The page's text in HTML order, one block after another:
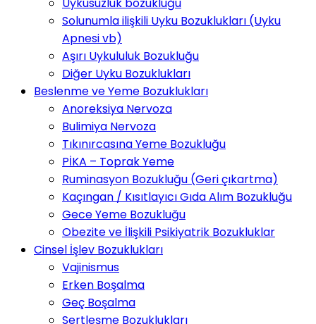
Solunumla ilişkili Uyku Bozuklukları (Uyku
Apnesi vb)
Aşırı Uykululuk Bozukluğu
Diğer Uyku Bozuklukları
Beslenme ve Yeme Bozuklukları
Anoreksiya Nervoza
Bulimiya Nervoza
Tıkınırcasına Yeme Bozukluğu
PİKA – Toprak Yeme
Ruminasyon Bozukluğu (Geri çıkartma)
Kaçıngan / Kısıtlayıcı Gıda Alım Bozukluğu
Gece Yeme Bozukluğu
Obezite ve İlişkili Psikiyatrik Bozukluklar
Cinsel İşlev Bozuklukları
Vajinismus
Erken Boşalma
Geç Boşalma
Sertleşme Bozuklukları